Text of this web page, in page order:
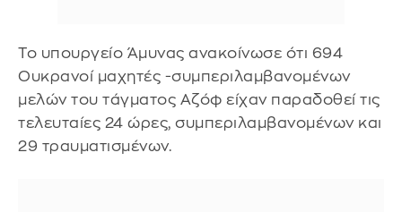
Το υπουργείο Άμυνας ανακοίνωσε ότι 694
Ουκρανοί μαχητές -συμπεριλαμβανομένων
μελών του τάγματος Αζόφ είχαν παραδοθεί τις
τελευταίες 24 ώρες, συμπεριλαμβανομένων και
29 τραυματισμένων.